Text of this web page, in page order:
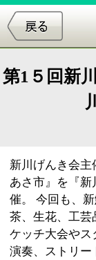
川さ
新川げんき会主催によ
あさ市』を『新川さく
ケッチ大会やスタンプ
演奏、ストリートダン
り、など楽しいアトラ
マ』を併設。 ［フリ
／お申し込み・お問い
i@ka2.so-net.ne.jpま
ださい！ 【最新情報
漫」でもご案内してお